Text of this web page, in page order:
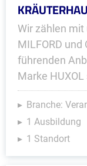
Wir zählen
MILFORD und
führenden
Marke HUXOL
Branche:
1 Ausbildung
1 Standort